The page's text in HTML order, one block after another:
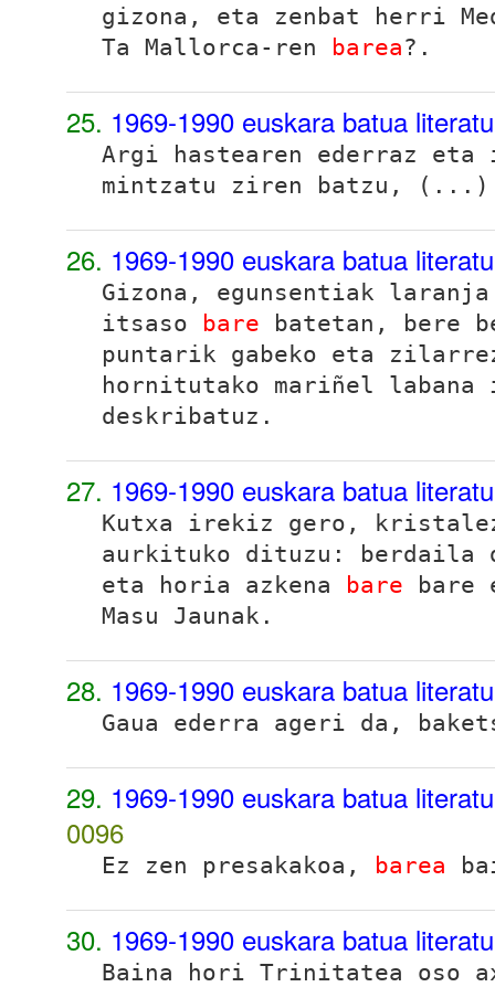
gizona, eta zenbat herri
Ta Mallorca-ren barea?.
25. 1969-1990 euskara batua
Argi hastearen ederraz
mintzatu ziren batzu,
26. 1969-1990 euskara batua
Gizona, egunsentiak
itsaso bare batetan, bere
puntarik gabeko eta
hornitutako mariñel
deskribatuz.
27. 1969-1990 euskara batua
Kutxa irekiz gero,
aurkituko dituzu: berdaila
eta horia azkena bare bare
Masu Jaunak .
28. 1969-1990 euskara batua
Gaua ederra ageri da,
29. 1969-1990 euskara batua
0096
Ez zen presakakoa, barea
30. 1969-1990 euskara batua
Baina hori Trinitatea oso